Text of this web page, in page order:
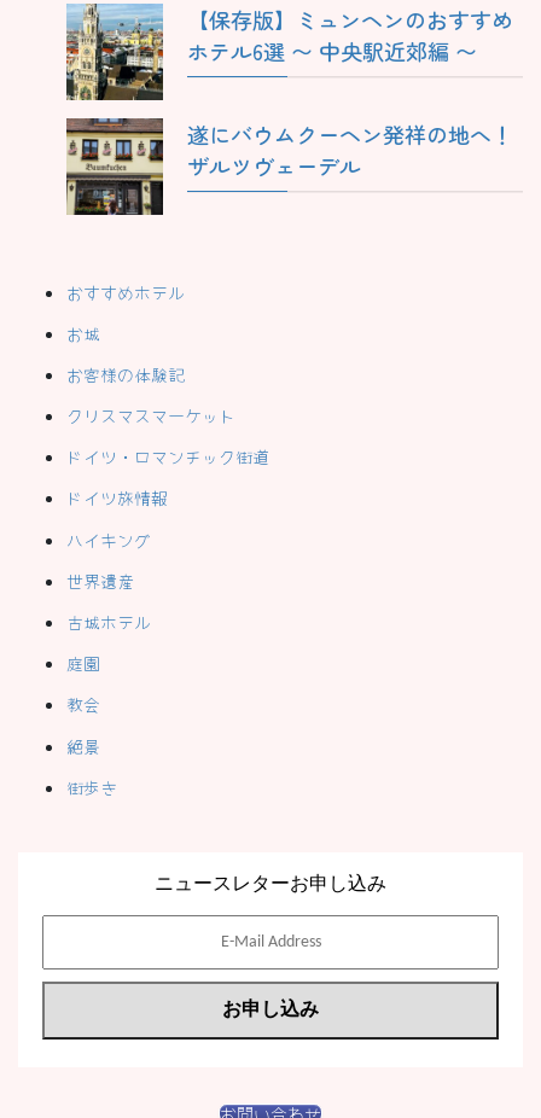
【保存版】ミュンヘンのおすすめ
ホテル6選 〜 中央駅近郊編 〜
遂にバウムクーヘン発祥の地へ！
ザルツヴェーデル
おすすめホテル
お城
お客様の体験記
クリスマスマーケット
ドイツ・ロマンチック街道
ドイツ旅情報
ハイキング
世界遺産
古城ホテル
庭園
教会
絶景
街歩き
ニュースレターお申し込み
お問い合わせ